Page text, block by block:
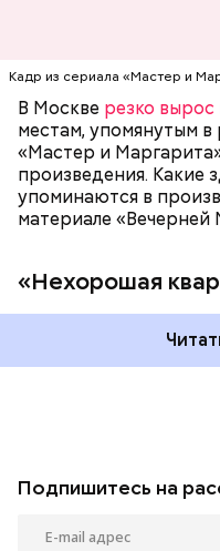
Кадр из сериала «Мастер и
В Москве резко вырос
местам, упомянутым в
«Мастер и
произведения. Какие
упоминаются в
материале «Вечерней
«Нехорошая
стала прототипом